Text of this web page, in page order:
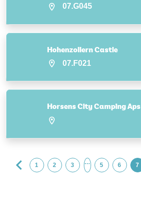
07.G045
Hohenzollern Castle
07.F021
Horsens City Camping Aps
1 2 3 … 5 6 7